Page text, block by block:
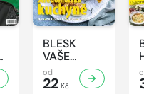
BLESK
VAŠE
RECEPTY -
8/2026
od
22 Kč